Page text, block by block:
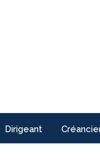
Dirigeant